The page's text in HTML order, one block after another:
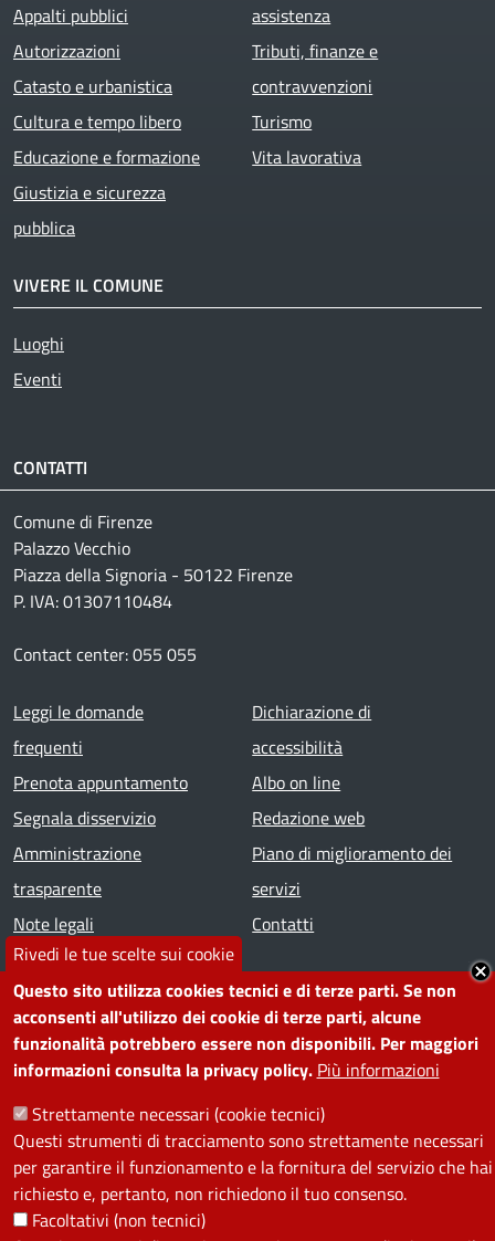
Rivedi le tue scelte sui cookie
Questo sito utilizza cookies tecnici e di terze parti. Se non
acconsenti all'utilizzo dei cookie di terze parti, alcune
funzionalità potrebbero essere non disponibili. Per maggiori
informazioni consulta la privacy policy. Più informazioni
Strettamente necessari (cookie tecnici)
Questi strumenti di tracciamento sono strettamente necessari
per garantire il funzionamento e la fornitura del servizio che hai
richiesto e, pertanto, non richiedono il tuo consenso.
Facoltativi (non tecnici)
Appalti pubblici
Autorizzazioni
Catasto e urbanistica
Cultura e tempo libero
Educazione e formazione
Giustizia e sicurezza
pubblica
assistenza
Tributi, finanze e
contravvenzioni
Turismo
Vita lavorativa
VIVERE IL COMUNE
Luoghi
Eventi
CONTATTI
Comune di Firenze
Palazzo Vecchio
Piazza della Signoria - 50122 Firenze
P. IVA: 01307110484
Contact center: 055 055
Footer menu
Leggi le domande
frequenti
Prenota appuntamento
Segnala disservizio
Amministrazione
trasparente
Note legali
Dichiarazione di
accessibilità
Albo on line
Redazione web
Piano di miglioramento dei
servizi
Contatti
SEGUICI SU
Facebook
Instagram
YouTubeTelegram
WhatsApp
TwitterLinkedin
PRIVACY
Useful links section
La Privacy nel Comune
PRIVACY